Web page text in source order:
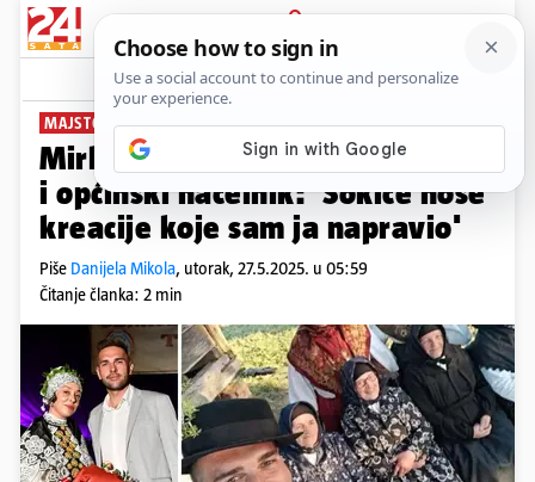
PRIJAVA
News Komentari
MAJSTOR IZ SEMELJACA PLUS+
Mirko izrađuje nošnje, a sada je
i općinski načelnik: 'Šokice nose
kreacije koje sam ja napravio'
Piše Danijela Mikola, utorak, 27.5.2025. u 05:59
Čitanje članka: 2 min